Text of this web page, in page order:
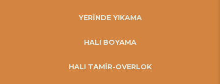
YERİNDE YIKAMA
HALI BOYAMA
HALI TAMİR-OVERLOK